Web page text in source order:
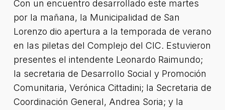
Con un encuentro desarrollado este martes
por la mañana, la Municipalidad de San
Lorenzo dio apertura a la temporada de verano
en las piletas del Complejo del CIC. Estuvieron
presentes el intendente Leonardo Raimundo;
la secretaria de Desarrollo Social y Promoción
Comunitaria, Verónica Cittadini; la Secretaria de
Coordinación General, Andrea Soria; y la